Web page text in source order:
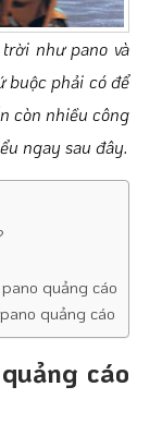
như pano và
buộc phải có để
còn nhiều công
ngay sau đây.
quảng cáo
quảng cáo
cáo